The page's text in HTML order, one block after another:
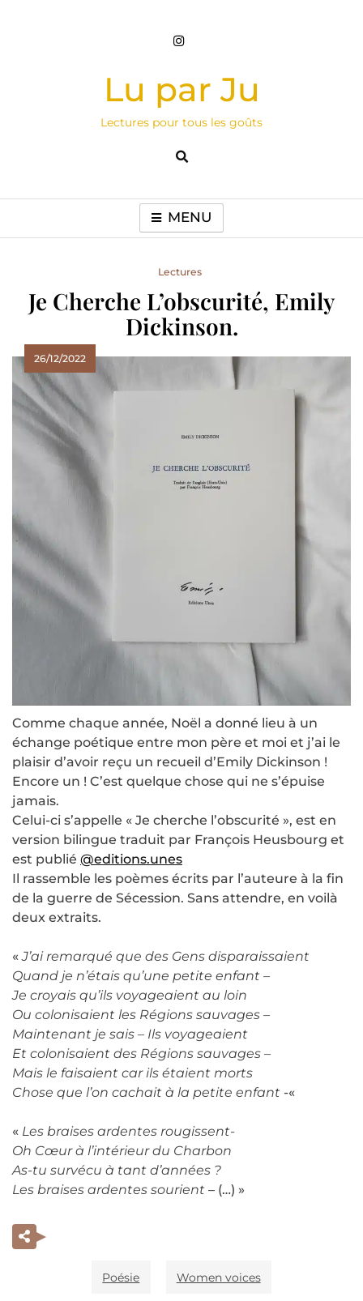
Lu par Ju
Lectures pour tous les goûts
MENU
Lectures
Je Cherche L’obscurité, Emily
Dickinson.
26/12/2022
Comme chaque année, Noël a donné lieu à un
échange poétique entre mon père et moi et j’ai le
plaisir d’avoir reçu un recueil d’Emily Dickinson !
Encore un ! C’est quelque chose qui ne s’épuise
jamais.
Celui-ci s’appelle « Je cherche l’obscurité », est en
version bilingue traduit par François Heusbourg et
est publié @editions.unes
Il rassemble les poèmes écrits par l’auteure à la fin
de la guerre de Sécession. Sans attendre, en voilà
deux extraits.
«J’ai remarqué que des Gens disparaissaient
Quand je n’étais qu’une petite enfant –
Je croyais qu’ils voyageaient au loin
Ou colonisaient les Régions sauvages –
Maintenant je sais – Ils voyageaient
Et colonisaient des Régions sauvages –
Mais le faisaient car ils étaient morts
Chose que l’on cachait à la petite enfant -«
« Les braises ardentes rougissent-
Oh Cœur à l’intérieur du Charbon
As-tu survécu à tant d’années ?
Les braises ardentes sourient – (…) »
Poésie Women voices